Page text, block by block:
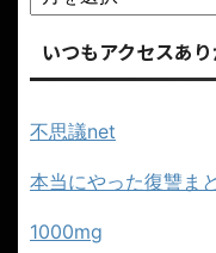
いつもアクセスあ
不思議net
本当にやった復讐ま
1000mg